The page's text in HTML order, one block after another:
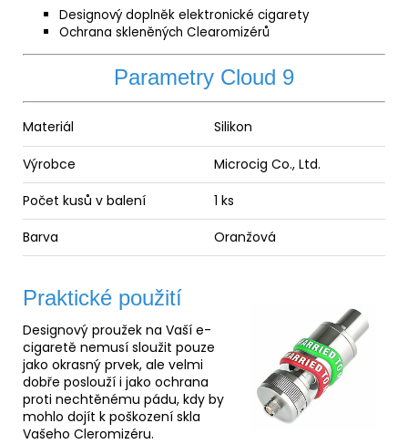
Designový doplněk elektronické cigarety
Ochrana skleněných Clearomizérů
Parametry Cloud 9
Materiál Silikon
Výrobce
Microcig Co., Ltd.
Počet kusů v balení
1 ks
Barva
Oranžová
Praktické použití
Designový proužek na Vaší e-
cigaretě nemusí sloužit pouze
jako okrasný prvek, ale velmi
dobře poslouží i jako ochrana
proti nechtěnému pádu, kdy by
mohlo dojít k poškození skla
Vašeho Cleromizéru.